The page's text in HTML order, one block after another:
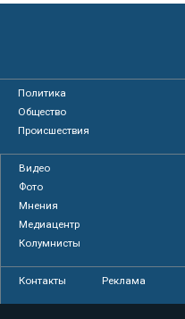
Политика
Общество
Происшествия
Видео
Фото
Мнения
Медиацентр
Колумнисты
Контакты Реклама